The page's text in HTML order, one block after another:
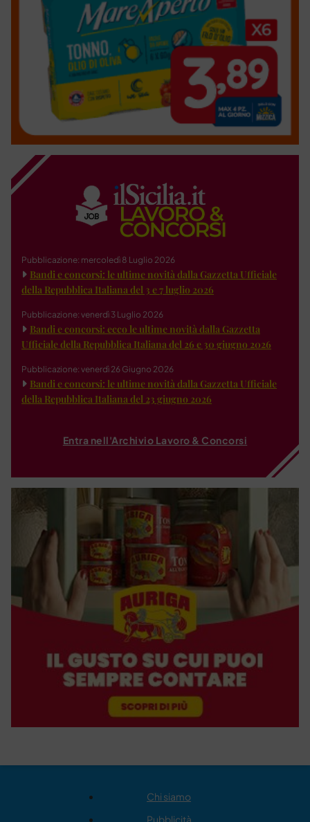
Pubblicazione: mercoledì 8 Luglio 2026
Bandi e concorsi: le ultime novità dalla Gazzetta Ufficiale
della Repubblica Italiana del 3 e 7 luglio 2026
Pubblicazione: venerdì 3 Luglio 2026
Bandi e concorsi: ecco le ultime novità dalla Gazzetta
Ufficiale della Repubblica Italiana del 26 e 30 giugno 2026
Pubblicazione: venerdì 26 Giugno 2026
Bandi e concorsi: le ultime novità dalla Gazzetta Ufficiale
della Repubblica Italiana del 23 giugno 2026
Entra nell'Archivio Lavoro & Concorsi
Chi siamo
Pubblicità